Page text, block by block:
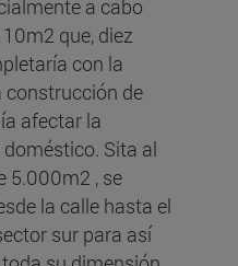
a cabo
que, diez
con la
construcción de
afectar la
Sita al
5.000m2 , se
la calle hasta el
sur para así